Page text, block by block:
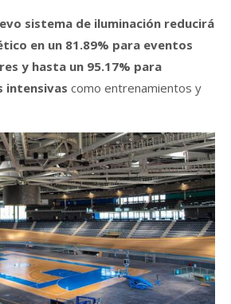
sistema de iluminación reducirá
en un 81.89% para eventos
y hasta un 95.17% para
intensivas como entrenamientos y